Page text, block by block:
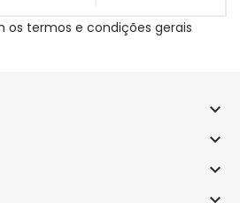
os termos e condições gerais
keyboard_arrow_down
keyboard_arrow_down
keyboard_arrow_down